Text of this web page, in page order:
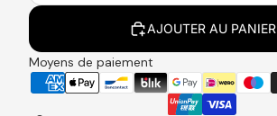
AJOUTER AU PANIER
Moyens de paiement